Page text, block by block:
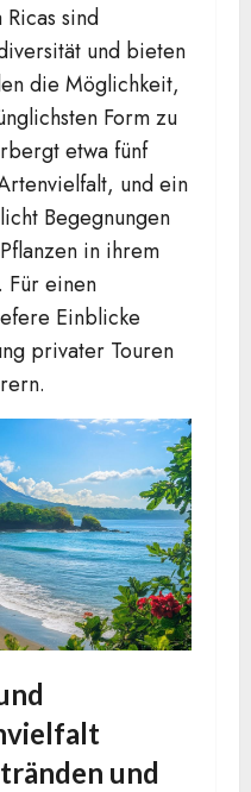
sind
und bieten
die Möglichkeit,
Form zu
etwa fünf
und ein
Begegnungen
in ihrem
Für einen
Einblicke
privater Touren
und